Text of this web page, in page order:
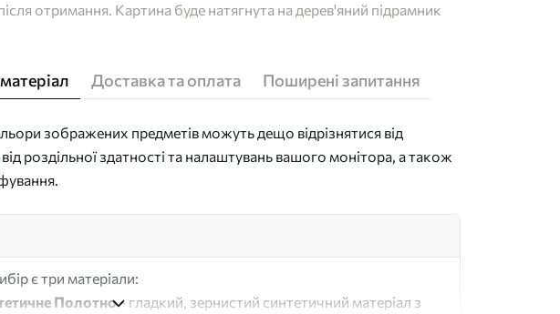
отримання. Картина буде натягнута на дерев'яний підрамник
Доставка та оплата Поширені запитання
зображених предметів можуть дещо відрізнятися від
роздільної здатності та налаштувань вашого монітора, а також
є три матеріали:
Полотно- гладкий, зернистий синтетичний матеріал з